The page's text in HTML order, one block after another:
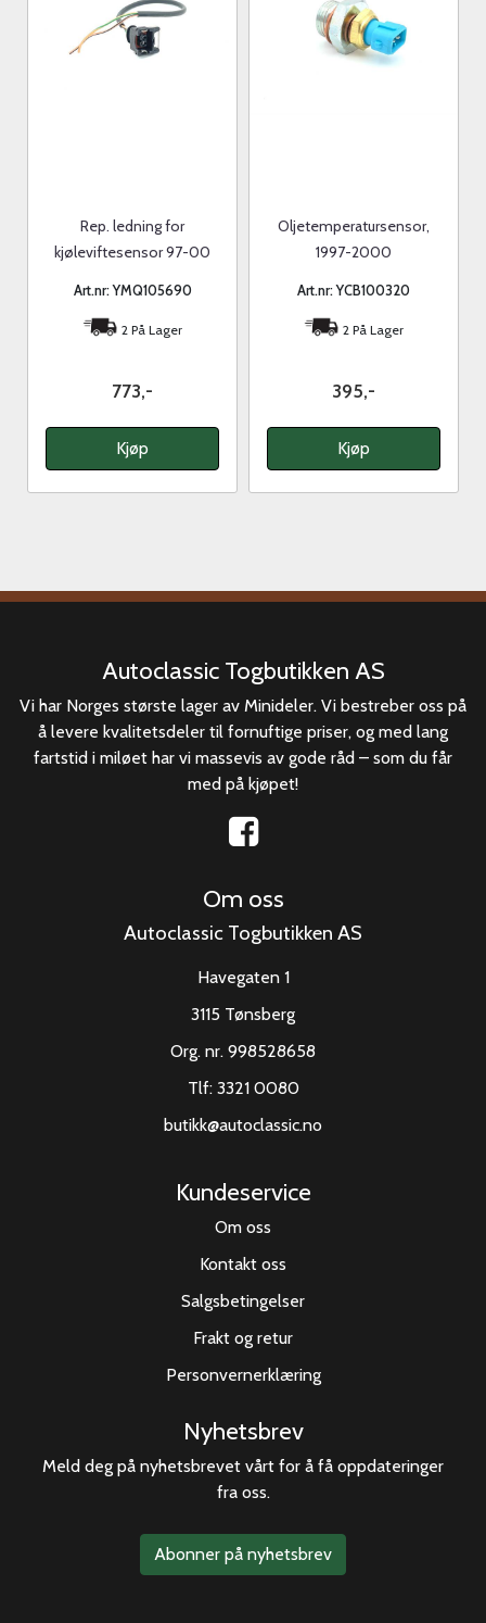
Rep. ledning for
kjøleviftesensor 97-00
Art.nr: YMQ105690
2 På Lager
773,-
Kjøp
Oljetemperatursensor,
1997-2000
Art.nr: YCB100320
2 På Lager
395,-
Kjøp
Autoclassic Togbutikken AS
Vi har Norges største lager av Minideler. Vi bestreber oss på
å levere kvalitetsdeler til fornuftige priser, og med lang
fartstid i miløet har vi massevis av gode råd – som du får
med på kjøpet!
Om oss
Autoclassic Togbutikken AS
Havegaten 1
3115 Tønsberg
Org. nr. 998528658
Tlf: 3321 0080
butikk@autoclassic.no
Kundeservice
Om oss
Kontakt oss
Salgsbetingelser
Frakt og retur
Personvernerklæring
Nyhetsbrev
Meld deg på nyhetsbrevet vårt for å få oppdateringer
fra oss.
Abonner på nyhetsbrev